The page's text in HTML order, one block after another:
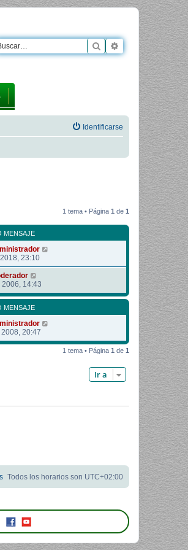
Buscar Búsqueda
Identificarse
1 tema • Página 1 de 1
MENSAJE
23:10
2006, 14:43
MENSAJE
2008, 20:47
1 tema • Página 1 de 1
Ir a
Todos los horarios son UTC+02:00